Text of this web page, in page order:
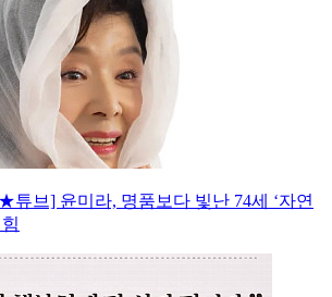
튜브] 윤미라, 명품보다 빛난 74세 ‘자연